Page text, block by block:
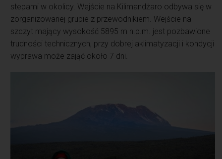
stepami w okolicy. Wejście na Kilimandżaro odbywa się w
zorganizowanej grupie z przewodnikiem. Wejście na
szczyt mający wysokość 5895 m n.p.m. jest pozbawione
trudności technicznych, przy dobrej aklimatyzacji i kondycji
wyprawa może zająć około 7 dni.